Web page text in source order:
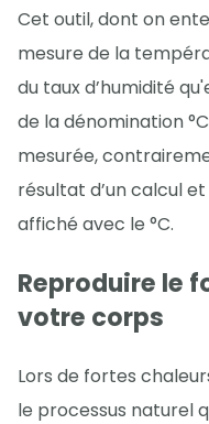
Cet outil, dont on
mesure de la
du taux d’humidité
de la dénomination
mesurée,
résultat d’un calcul
affiché avec le °C.
Reproduire le
votre corps
Lors de fortes
le processus naturel